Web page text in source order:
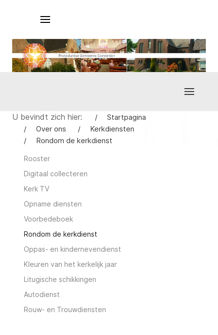
U bevindt zich hier:
Startpagina
Over ons
Kerkdiensten
Rondom de kerkdienst
Rooster
Digitaal collecteren
Kerk TV
Opname diensten
Voorbedeboek
Rondom de kerkdienst
Oppas- en kindernevendienst
Kleuren van het kerkelijk jaar
Litugische schikkingen
Autodienst
Rouw- en Trouwdiensten